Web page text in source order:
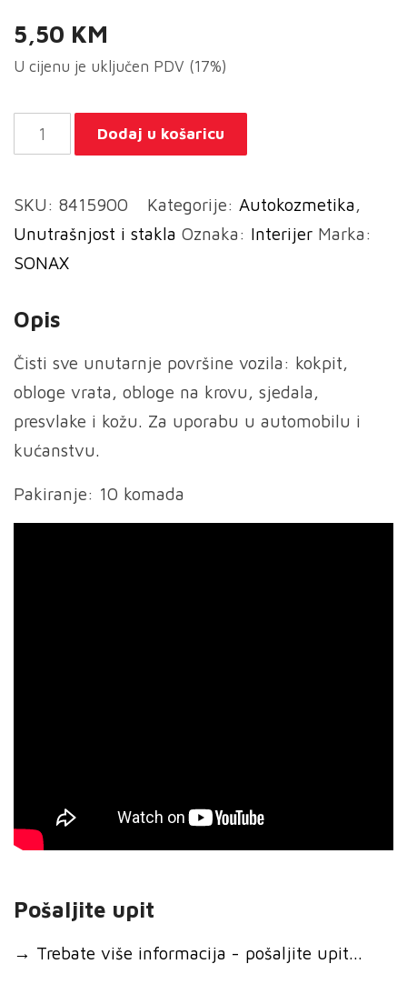
5,50 KM
U cijenu je uključen PDV (17%)
SONAX
Maramice
čišćenje
unutrašnjosti
(kože
tekstila)
količina
Dodaj u košaricu
SKU: 8415900 Kategorije: Autokozmetika,
Unutrašnjost i stakla Oznaka: Interijer Marka:
SONAX
Opis
Čisti sve unutarnje površine vozila: kokpit,
obloge vrata, obloge na krovu, sjedala,
presvlake i kožu. Za uporabu u automobilu i
kućanstvu.
Pakiranje: 10 komada
Pošaljite upit
→ Trebate više informacija - pošaljite upit...